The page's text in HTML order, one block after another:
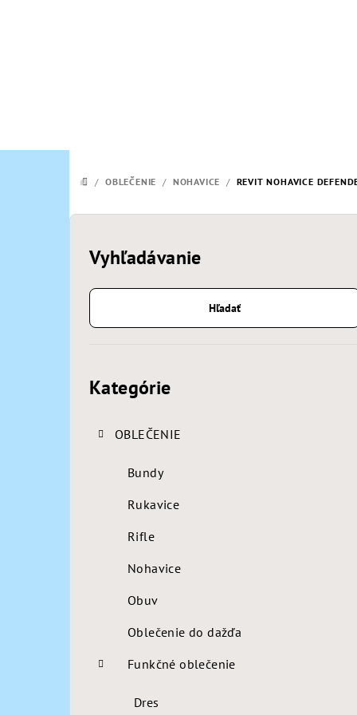
DOMOV
/ OBLEČENIE / NOHAVICE / REVIT NOHAVICE
B
Vyhľadávanie
Hľadať
Kategórie
OBLEČENIE
Bundy
Rukavice
Rifle
Nohavice
Obuv
Oblečenie do dažďa
Funkčné oblečenie
Dres